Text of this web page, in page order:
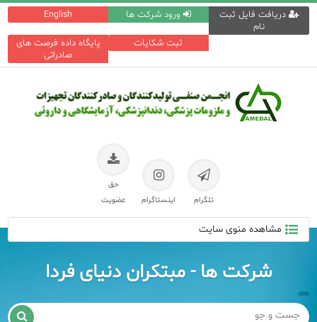
English ورود شرکت ها
دریافت فایل ثبت
نام
پایگاه داده فرصت های
صادراتی
ثبت شکایات
تلگرام اینستاگرام
حق
عضویت
مشاهده منوی سایت
شرکت ها - مبتکران دنیای فردا
